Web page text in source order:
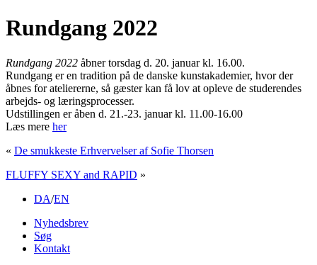
Rundgang 2022
Rundgang 2022 åbner torsdag d. 20. januar kl. 16.00.
Rundgang er en tradition på de danske kunstakademier, hvor der
åbnes for ateliererne, så gæster kan få lov at opleve de studerendes
arbejds- og læringsprocesser.
Udstillingen er åben d. 21.-23. januar kl. 11.00-16.00
Læs mere her
« De smukkeste Erhvervelser af Sofie Thorsen
FLUFFY SEXY and RAPID »
DA/EN
Nyhedsbrev
Søg
Kontakt